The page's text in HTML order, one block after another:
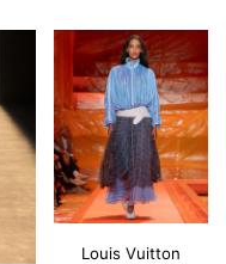
Louis Vuitton